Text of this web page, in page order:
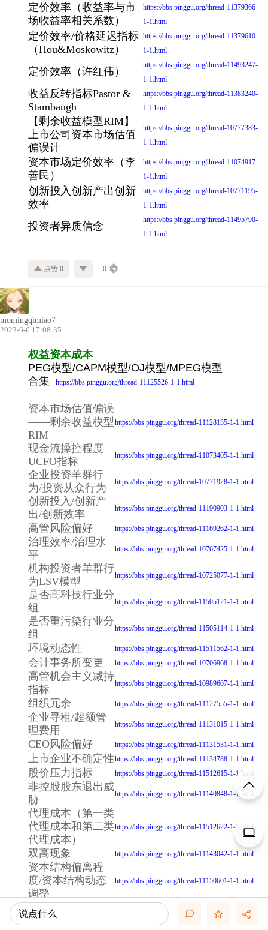
定价效率（收益率与市
场收益率相关系数）
https://bbs.pinggu.org/thread-11379366-
1-1.html
定价效率/价格延迟指标
（Hou&Moskowitz）
https://bbs.pinggu.org/thread-11379610-
1-1.html
定价效率（许红伟）
https://bbs.pinggu.org/thread-11493247-
1-1.html
收益反转指标Pastor &
Stambaugh
https://bbs.pinggu.org/thread-11383240-
1-1.html
【剩余收益模型RIM】
上市公司资本市场估值
偏误计
https://bbs.pinggu.org/thread-10777383-
1-1.html
资本市场定价效率（李
善民）
https://bbs.pinggu.org/thread-11074917-
1-1.html
创新投入创新产出创新
效率
https://bbs.pinggu.org/thread-10771195-
1-1.html
投资者异质信念
https://bbs.pinggu.org/thread-11495790-
1-1.html
点赞 0 0
momingqimiao7
2023-6-6 17:08:35
权益资本成本
PEG模型/CAPM模型/OJ模型/MPEG模型
合集
https://bbs.pinggu.org/thread-11125526-1-1.html
资本市场估值偏误
——剩余收益模型
RIM
https://bbs.pinggu.org/thread-11128135-1-1.html
现金流操控程度
UCFO指标
https://bbs.pinggu.org/thread-11073405-1-1.html
企业投资羊群行
为/投资从众行为
https://bbs.pinggu.org/thread-10771928-1-1.html
创新投入/创新产
出/创新效率
https://bbs.pinggu.org/thread-11190903-1-1.html
高管风险偏好 https://bbs.pinggu.org/thread-11169262-1-1.html
治理效率/治理水
平
https://bbs.pinggu.org/thread-10767425-1-1.html
机构投资者羊群行
为LSV模型
https://bbs.pinggu.org/thread-10725077-1-1.html
是否高科技行业分
组
https://bbs.pinggu.org/thread-11505121-1-1.html
是否重污染行业分
组
https://bbs.pinggu.org/thread-11505114-1-1.html
环境动态性 https://bbs.pinggu.org/thread-11511562-1-1.html
会计事务所变更 https://bbs.pinggu.org/thread-10706968-1-1.html
高管机会主义减持
指标
https://bbs.pinggu.org/thread-10989607-1-1.html
组织冗余 https://bbs.pinggu.org/thread-11127555-1-1.html
企业寻租/超额管
理费用
https://bbs.pinggu.org/thread-11131015-1-1.html
CEO风险偏好 https://bbs.pinggu.org/thread-11131531-1-1.html
上市企业不确定性https://bbs.pinggu.org/thread-11134788-1-1.html
股价压力指标 https://bbs.pinggu.org/thread-11512615-1-1.html
非控股股东退出威
胁
https://bbs.pinggu.org/thread-11140848-1-1.html
代理成本（第一类
代理成本和第二类
代理成本）
https://bbs.pinggu.org/thread-11512622-1-1.html
双高现象 https://bbs.pinggu.org/thread-11143042-1-1.html
资本结构偏离程
度/资本结构动态
调整
https://bbs.pinggu.org/thread-11150601-1-1.html
投资者博彩偏好指
标
https://bbs.pinggu.org/thread-11213374-1-1.html
说点什么